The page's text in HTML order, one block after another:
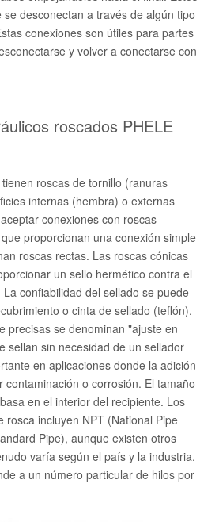
desconectan a través de algún tipo
conexiones son útiles para partes
y volver a conectarse con
roscados PHELE
roscas de tornillo (ranuras
internas (hembra) o externas
conexiones con roscas
proporcionan una conexión simple
roscas rectas. Las roscas cónicas
un sello hermético contra el
confiabilidad del sellado se puede
o cinta de sellado (teflón).
precisas se denominan "ajuste en
sellan sin necesidad de un sellador
en aplicaciones donde la adición
o corrosión. El tamaño
en el interior del recipiente. Los
rosca incluyen NPT (National Pipe
Pipe), aunque existen otros
varía según el país y la industria.
a un número particular de hilos por